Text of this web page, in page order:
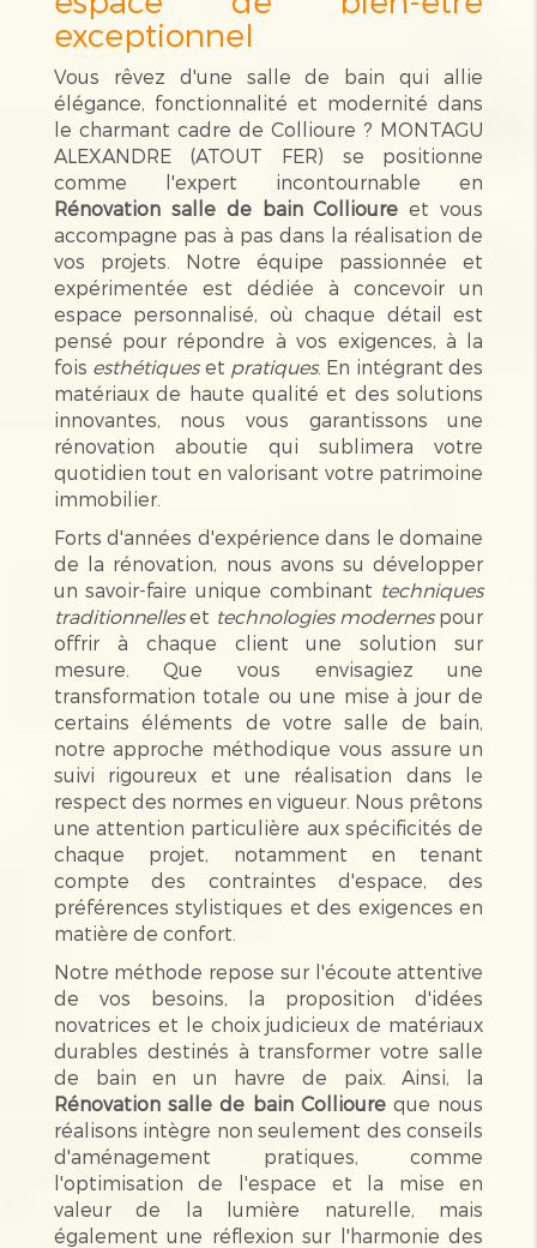
exceptionnel
Vous rêvez d'une salle de bain qui allie
élégance, fonctionnalité et modernité dans
le charmant cadre de Collioure ? MONTAGU
ALEXANDRE (ATOUT FER) se positionne
comme l'expert incontournable en
Rénovation salle de bain Collioure et vous
accompagne pas à pas dans la réalisation de
vos projets. Notre équipe passionnée et
expérimentée est dédiée à concevoir un
espace personnalisé, où chaque détail est
pensé pour répondre à vos exigences, à la
fois esthétiqueset pratiques. En intégrant des
matériaux de haute qualité et des solutions
innovantes, nous vous garantissons une
rénovation aboutie qui sublimera votre
quotidien tout en valorisant votre patrimoine
immobilier.
Forts d'années d'expérience dans le domaine
de la rénovation, nous avons su développer
un savoir-faire unique combinant techniques
traditionnelleset technologies modernespour
offrir à chaque client une solution sur
mesure. Que vous envisagiez une
transformation totale ou une mise à jour de
certains éléments de votre salle de bain,
notre approche méthodique vous assure un
suivi rigoureux et une réalisation dans le
respect des normes en vigueur. Nous prêtons
une attention particulière aux spécificités de
chaque projet, notamment en tenant
compte des contraintes d'espace, des
préférences stylistiques et des exigences en
matière de confort.
Notre méthode repose sur l'écoute attentive
de vos besoins, la proposition d'idées
novatrices et le choix judicieux de matériaux
durables destinés à transformer votre salle
de bain en un havre de paix. Ainsi, la
Rénovation salle de bain Collioureque nous
réalisons intègre non seulement des conseils
d'aménagement pratiques, comme
l'optimisation de l'espace et la mise en
valeur de la lumière naturelle, mais
également une réflexion sur l'harmonie des